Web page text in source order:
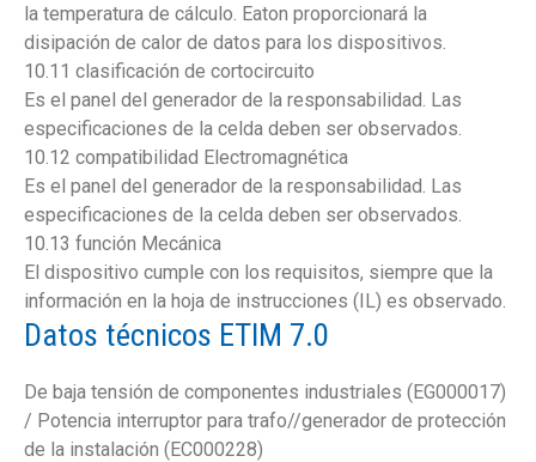
la temperatura de cálculo. Eaton proporcionará la
disipación de calor de datos para los dispositivos.
10.11 clasificación de cortocircuito
Es el panel del generador de la responsabilidad. Las
especificaciones de la celda deben ser observados.
10.12 compatibilidad Electromagnética
Es el panel del generador de la responsabilidad. Las
especificaciones de la celda deben ser observados.
10.13 función Mecánica
El dispositivo cumple con los requisitos, siempre que la
información en la hoja de instrucciones (IL) es observado.
Datos técnicos ETIM 7.0
De baja tensión de componentes industriales (EG000017)
/ Potencia interruptor para trafo//generador de protección
de la instalación (EC000228)